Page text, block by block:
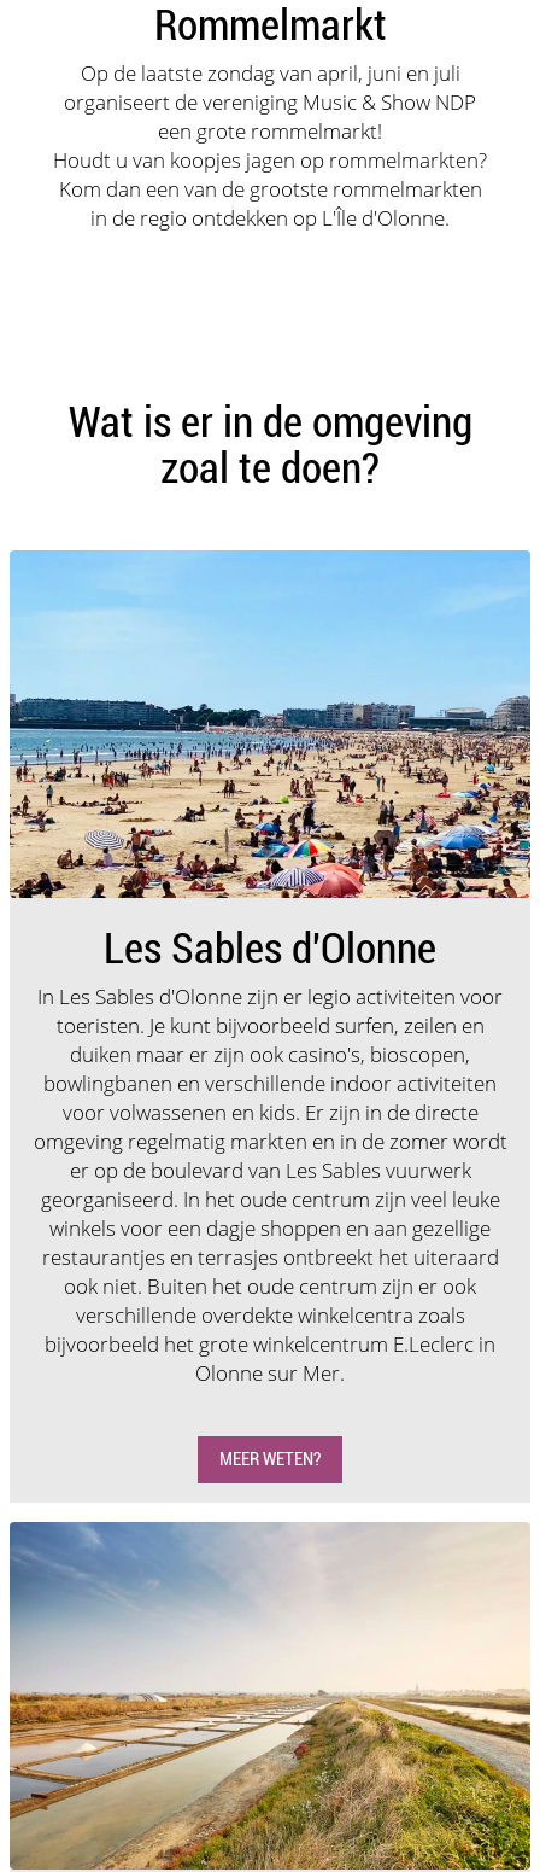
Rommelmarkt
Op de laatste zondag van april, juni en juli
organiseert de vereniging Music & Show NDP
een grote rommelmarkt!
Houdt u van koopjes jagen op rommelmarkten?
Kom dan een van de grootste rommelmarkten
in de regio ontdekken op L'Île d'Olonne.
Wat is er in de omgeving
zoal te doen?
Les Sables d'Olonne
In Les Sables d'Olonne zijn er legio activiteiten voor
toeristen. Je kunt bijvoorbeeld surfen, zeilen en
duiken maar er zijn ook casino's, bioscopen,
bowlingbanen en verschillende indoor activiteiten
voor volwassenen en kids. Er zijn in de directe
omgeving regelmatig markten en in de zomer wordt
er op de boulevard van Les Sables vuurwerk
georganiseerd. In het oude centrum zijn veel leuke
winkels voor een dagje shoppen en aan gezellige
restaurantjes en terrasjes ontbreekt het uiteraard
ook niet. Buiten het oude centrum zijn er ook
verschillende overdekte winkelcentra zoals
bijvoorbeeld het grote winkelcentrum E.Leclerc in
Olonne sur Mer.
MEER WETEN?